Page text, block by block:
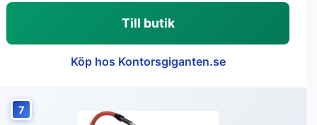
Till butik
Köp hos Kontorsgiganten.se
7